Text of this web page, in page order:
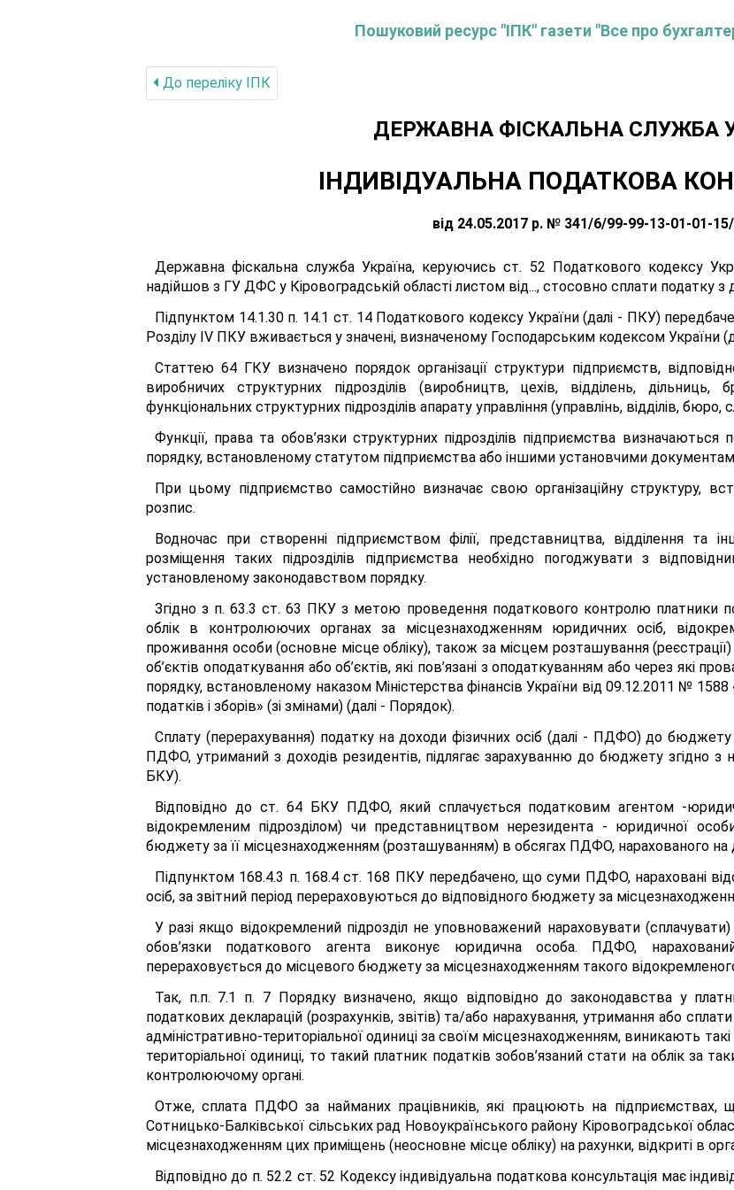
Пошуковий ресурс "ІПК" газети "Все про
До переліку IПК
ДЕРЖАВНА ФІСКАЛЬНА СЛУЖБА
ІНДИВІДУАЛЬНА ПОДАТКОВА
від 24.05.2017 р. № 341/6/99-99-13-01-01-
Державна фіскальна служба Україна, керуючись ст. 52 Податкового кодексу
надійшов з ГУ ДФС у Кіровоградській області листом від..., стосовно сплати податку з
Підпунктом 14.1.30 п. 14.1 ст. 14 Податкового кодексу України (далі - ПКУ)
Розділу IV ПКУ вживається у значені, визначеному Господарським кодексом України
Статтею 64 ГКУ визначено порядок організації структури підприємств,
виробничих структурних підрозділів (виробництв, цехів, відділень,
функціональних структурних підрозділів апарату управління (управлінь, відділів,
Функції, права та обов’язки структурних підрозділів підприємства
порядку, встановленому статутом підприємства або іншими установчими
При цьому підприємство самостійно визначає свою організаційну структуру,
розпис.
Водночас при створенні підприємством філії, представництва, відділення та
розміщення таких підрозділів підприємства необхідно погоджувати з
установленому законодавством порядку.
Згідно з п. 63.3 ст. 63 ПКУ з метою проведення податкового контролю платники
облік в контролюючих органах за місцезнаходженням юридичних осіб,
проживання особи (основне місце обліку), також за місцем розташування (реєстрації)
об’єктів оподаткування або об’єктів, які пов’язані з оподаткуванням або через які
порядку, встановленому наказом Міністерства фінансів України від 09.12.2011 №
податків і зборів» (зі змінами) (далі - Порядок).
Сплату (перерахування) податку на доходи фізичних осіб (далі - ПДФО) до
ПДФО, утриманий з доходів резидентів, підлягає зарахуванню до бюджету згідно
БКУ).
Відповідно до ст. 64 БКУ ПДФО, який сплачується податковим агентом -
відокремленим підрозділом) чи представництвом нерезидента - юридичної
бюджету за її місцезнаходженням (розташуванням) в обсягах ПДФО, нарахованого на
Підпунктом 168.4.3 п. 168.4 ст. 168 ПКУ передбачено, що суми ПДФО, нараховані
осіб, за звітний період перераховуються до відповідного бюджету за
У разі якщо відокремлений підрозділ не уповноважений нараховувати
обов’язки податкового агента виконує юридична особа. ПДФО, нарахований
перераховується до місцевого бюджету за місцезнаходженням такого відокремленого
Так, п.п. 7.1 п. 7 Порядку визначено, якщо відповідно до законодавства у
податкових декларацій (розрахунків, звітів) та/або нарахування, утримання або
адміністративно-територіальної одиниці за своїм місцезнаходженням, виникають такі
територіальної одиниці, то такий платник податків зобов’язаний стати на облік за
контролюючому органі.
Отже, сплата ПДФО за найманих працівників, які працюють на підприємствах,
Сотницько-Балківської сільських рад Новоукраїнського району Кіровоградської
місцезнаходженням цих приміщень (неосновне місце обліку) на рахунки, відкриті в
Відповідно до п. 52.2 ст. 52 Кодексу індивідуальна податкова консультація має